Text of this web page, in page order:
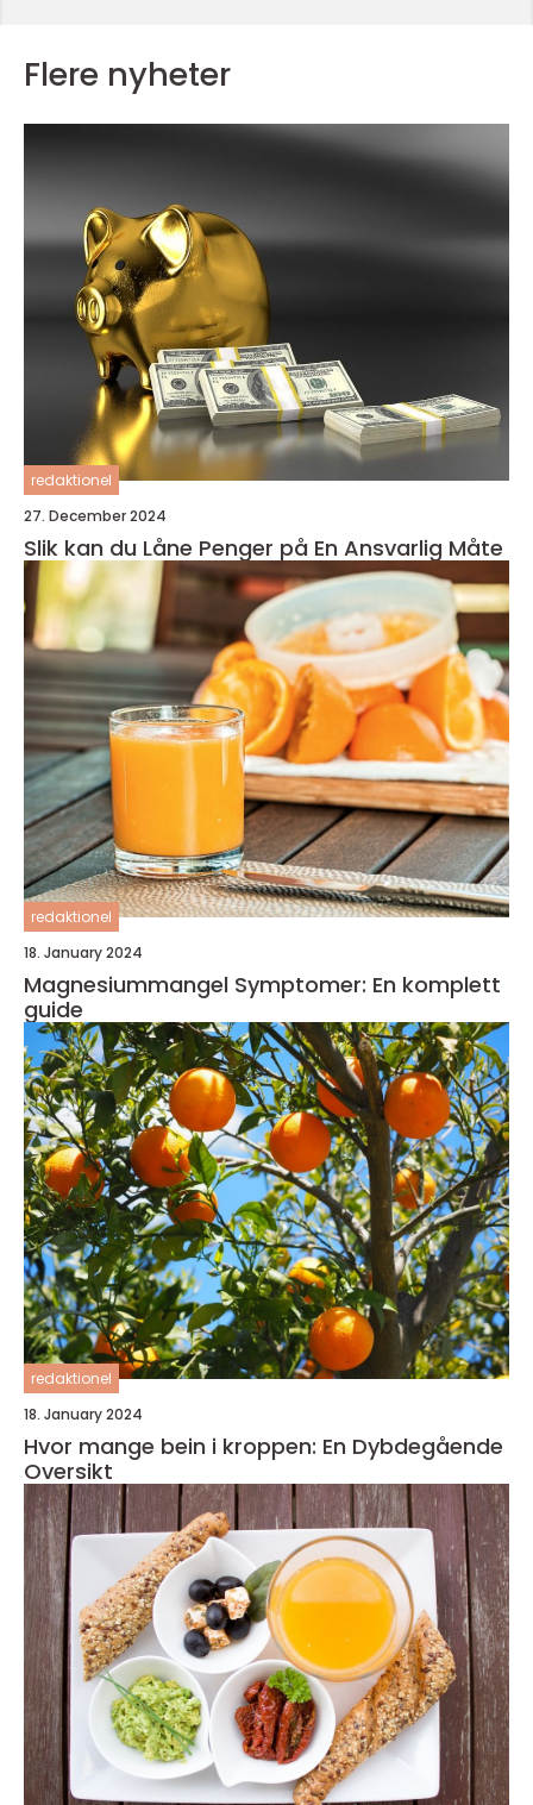
Flere nyheter
redaktionel
27. December 2024
Slik kan du Låne Penger på En Ansvarlig Måte
redaktionel
18. January 2024
Magnesiummangel Symptomer: En komplett
guide
redaktionel
18. January 2024
Hvor mange bein i kroppen: En Dybdegående
Oversikt